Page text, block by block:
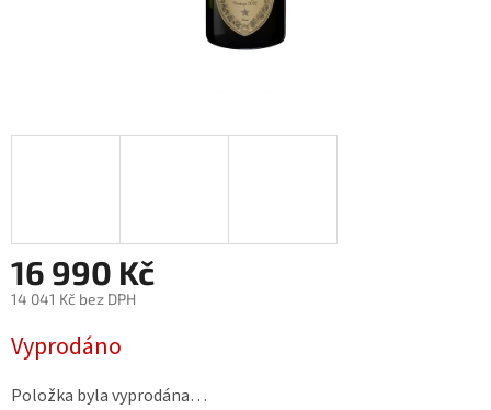
16 990 Kč
14 041 Kč bez DPH
cena:
Vyprodáno
Položka byla vyprodána…